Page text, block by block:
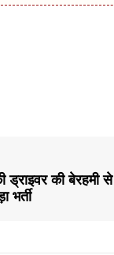
की बेरहमी
भर्ती